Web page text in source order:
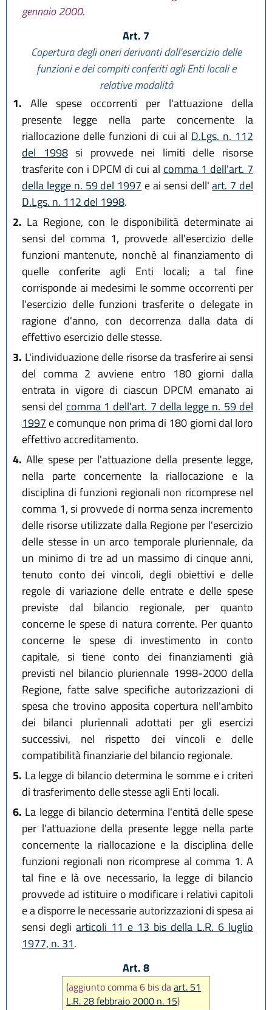
gennaio 2000.
Art. 7
Copertura degli oneri derivanti dall'esercizio delle
funzioni e dei compiti conferiti agli Enti locali e
relative modalità
1. Alle spese occorrenti per l'attuazione della
presente legge nella parte concernente la
riallocazione delle funzioni di cui al D.Lgs. n. 112
del 1998si provvede nei limiti delle risorse
trasferite con i DPCM di cui al comma 1 dell'art. 7
della legge n. 59 del 1997 e ai sensi dell'art. 7 del
D.Lgs. n. 112 del 1998.
2. La Regione, con le disponibilità determinate ai
sensi del comma 1, provvede all'esercizio delle
funzioni mantenute, nonchè al finanziamento di
quelle conferite agli Enti locali; a tal fine
corrisponde ai medesimi le somme occorrenti per
l'esercizio delle funzioni trasferite o delegate in
ragione d'anno, con decorrenza dalla data di
effettivo esercizio delle stesse.
3. L'individuazione delle risorse da trasferire ai sensi
del comma 2 avviene entro 180 giorni dalla
entrata in vigore di ciascun DPCM emanato ai
sensi del comma 1 dell'art. 7 della legge n. 59 del
1997 e comunque non prima di 180 giorni dal loro
effettivo accreditamento.
4. Alle spese per l'attuazione della presente legge,
nella parte concernente la riallocazione e la
disciplina di funzioni regionali non ricomprese nel
comma 1, si provvede di norma senza incremento
delle risorse utilizzate dalla Regione per l'esercizio
delle stesse in un arco temporale pluriennale, da
un minimo di tre ad un massimo di cinque anni,
tenuto conto dei vincoli, degli obiettivi e delle
regole di variazione delle entrate e delle spese
previste dal bilancio regionale, per quanto
concerne le spese di natura corrente. Per quanto
concerne le spese di investimento in conto
capitale, si tiene conto dei finanziamenti già
previsti nel bilancio pluriennale 1998-2000 della
Regione, fatte salve specifiche autorizzazioni di
spesa che trovino apposita copertura nell'ambito
dei bilanci pluriennali adottati per gli esercizi
successivi, nel rispetto dei vincoli e delle
compatibilità finanziarie del bilancio regionale.
5. La legge di bilancio determina le somme e i criteri
di trasferimento delle stesse agli Enti locali.
6. La legge di bilancio determina l'entità delle spese
per l'attuazione della presente legge nella parte
concernente la riallocazione e la disciplina delle
funzioni regionali non ricomprese al comma 1. A
tal fine e là ove necessario, la legge di bilancio
provvede ad istituire o modificare i relativi capitoli
e a disporre le necessarie autorizzazioni di spesa ai
sensi degli articoli 11 e 13 bis della L.R. 6 luglio
1977, n. 31.
Art. 8
(aggiunto comma 6 bis daart. 51
L.R. 28 febbraio 2000 n. 15)